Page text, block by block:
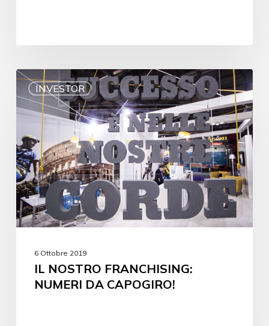
INVESTOR
6 Ottobre 2019
IL NOSTRO FRANCHISING:
NUMERI DA CAPOGIRO!